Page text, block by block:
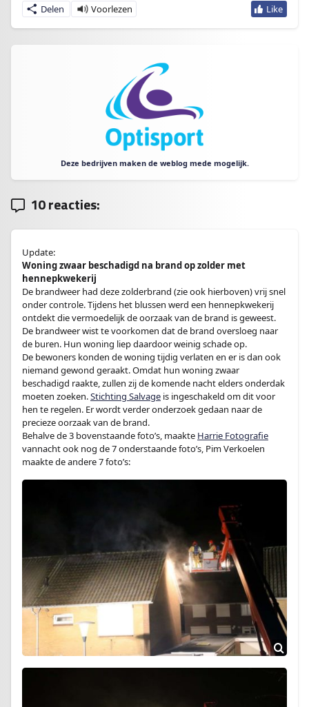
Delen
Deze bedrijven maken de weblog mede mogelijk.
10 reacties:
Update:
Woning zwaar beschadigd na brand op zolder met
hennepkwekerij
De brandweer had deze zolderbrand (zie ook hierboven) vrij snel
onder controle. Tijdens het blussen werd een hennepkwekerij
ontdekt die vermoedelijk de oorzaak van de brand is geweest.
De brandweer wist te voorkomen dat de brand oversloeg naar
de buren. Hun woning liep daardoor weinig schade op.
De bewoners konden de woning tijdig verlaten en er is dan ook
niemand gewond geraakt. Omdat hun woning zwaar
beschadigd raakte, zullen zij de komende nacht elders onderdak
moeten zoeken.Stichting Salvage is ingeschakeld om dit voor
hen te regelen. Er wordt verder onderzoek gedaan naar de
precieze oorzaak van de brand.
Behalve de 3 bovenstaande foto’s, maakte Harrie Fotografie
vannacht ook nog de 7 onderstaande foto’s, Pim Verkoelen
maakte de andere 7 foto’s: